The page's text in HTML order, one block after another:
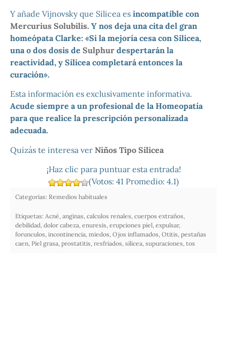
Y añade Vijnovsky que Silicea es incompatible con
Mercurius Solubilis. Y nos deja una cita del gran
homeópata Clarke: «Si la mejoría cesa con Silicea,
una o dos dosis de Sulphur despertarán la
reactividad, y Silicea completará entonces la
curación».
Esta información es exclusivamente informativa.
Acude siempre a un profesional de la Homeopatía
para que realice la prescripción personalizada
adecuada.
Quizás te interesa ver Niños Tipo Silicea
¡Haz clic para puntuar esta entrada!
(Votos: 41 Promedio: 4.1)
Categorías: Remedios habituales
Etiquetas: Acné, anginas, calculos renales, cuerpos extraños,
debilidad, dolor cabeza, enuresis, erupciones piel, expulsar,
forunculos, incontinencia, miedos, Ojos inflamados, Otitis, pestañas
caen, Piel grasa, prostatitis, resfriados, silicea, supuraciones, tos